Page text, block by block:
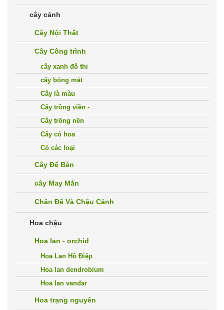
cây cảnh
Cây Nội Thất
Cây Công trình
cây xanh đô thi
cây bóng mát
Cây là màu
Cây trồng viền -
Cây trồng nền
Cây có hoa
Cỏ các loại
Cây Để Bàn
cây May Mắn
Chân Đế Và Chậu Cảnh
Hoa chậu
Hoa lan - orchid
Hoa Lan Hồ Điệp
Hoa lan dendrobium
Hoa lan vandar
Hoa trạng nguyên